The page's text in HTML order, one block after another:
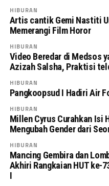
HIBURAN
Artis cantik Gemi Nastiti
Memerangi Film Horor
HIBURAN
Video Beredar di Medsos
Azizah Salsha, Praktisi
HIBURAN
Pangkoopsud I Hadiri Air
HIBURAN
Millen Cyrus Curahkan Isi
Mengubah Gender dari
HIBURAN
Mancing Gembira dan
Akhiri Rangkaian HUT ke-
I